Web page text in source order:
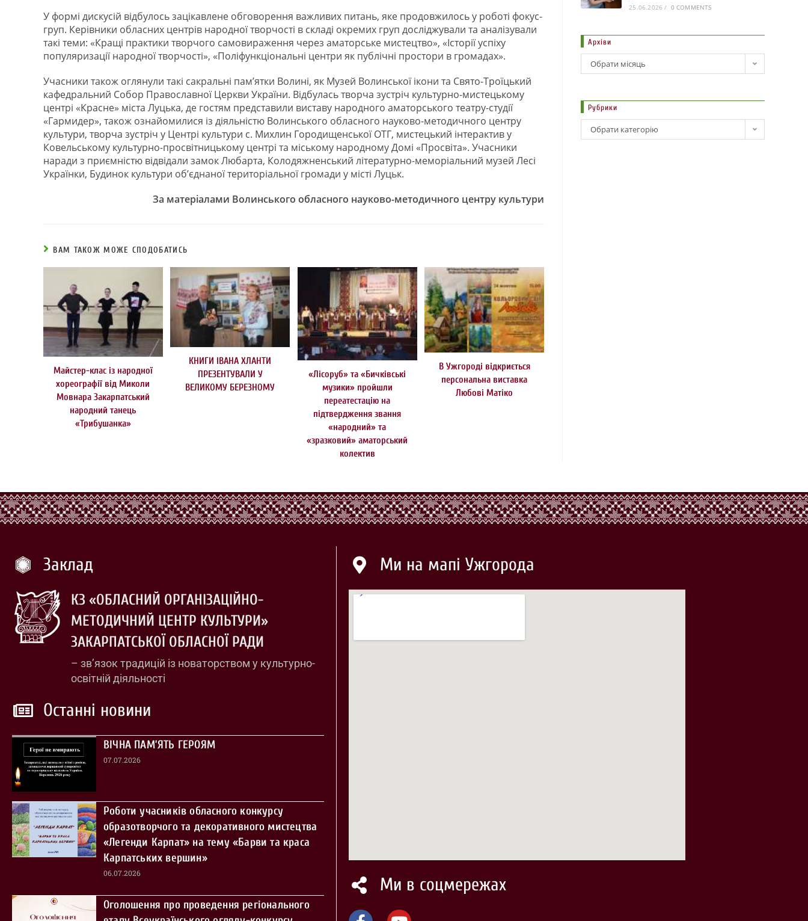
У формі дискусій відбулось зацікавлене обговорення важливих питань, яке продовжилось у роботі фокус-
груп. Керівники обласних центрів народної творчості в складі окремих груп досліджували та аналізували
такі теми: «Кращі практики творчого самовираження через аматорське мистецтво», «Історії успіху
популяризації народної творчості», «Поліфункціональні центри як публічні простори в громадах».
Учасники також оглянули такі сакральні пам’ятки Волині, як Музей Волинської ікони та Свято-Троїцький
кафедральний Собор Православної Церкви України. Відбулась творча зустріч культурно-мистецькому
центрі «Красне» міста Луцька, де гостям представили виставу народного аматорського театру-студії
«Гармидер», також ознайомилися із діяльністю Волинського обласного науково-методичного центру
культури, творча зустріч у Центрі культури с. Михлин Городищенської ОТГ, мистецький інтерактив у
Ковельському культурно-просвітницькому центрі та міському народному Домі «Просвіта». Учасники
наради з приємністю відвідали замок Любарта, Колодяжненський літературно-меморіальний музей Лесі
Українки, Будинок культури об’єднаної територіальної громади у місті Луцьк.
За матеріалами Волинського обласного науково-методичного центру культури
ВАМ ТАКОЖ МОЖЕ СПОДОБАТИСЬ
Майстер-клас із народної
хореографії від Миколи
Мовнара Закарпатський
народний танець
«Трибушанка»
КНИГИ ІВАНА ХЛАНТИ
ПРЕЗЕНТУВАЛИ У
ВЕЛИКОМУ БЕРЕЗНОМУ
«Лісоруб» та «Бичківські
музики» пройшли
переатестацію на
підтвердження звання
«народний» та
«зразковий» аматорський
колектив
В Ужгороді відкриється
персональна виставка
Любові Матіко
25.06.2026 / 0 COMMENTS
Архіви
Обрати місяць
Рубрики
Обрати категорію
Заклад
КЗ «ОБЛАСНИЙ ОРГАНІЗАЦІЙНО-
МЕТОДИЧНИЙ ЦЕНТР КУЛЬТУРИ»
ЗАКАРПАТСЬКОЇ ОБЛАСНОЇ РАДИ
– зв’язок традицій із новаторством у культурно-
освітній діяльності
Останні новини
ВІЧНА ПАМ’ЯТЬ ГЕРОЯМ
07.07.2026
Роботи учасників обласного конкурсу
образотворчого та декоративного мистецтва
«Легенди Карпат» на тему «Барви та краса
Карпатських вершин»
06.07.2026
Оголошення про проведення регіонального
Ми на мапі Ужгорода
Ми в соцмережах